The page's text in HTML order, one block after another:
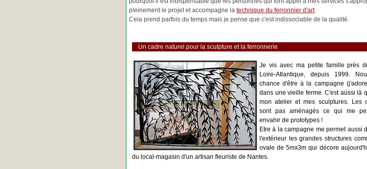
pleinement le projet et accompagne la technique du ferronnier d'art.
Cela prend parfois du temps mais je pense que c'est indissociable de la qualité.
Un cadre naturel pour la sculpture et la ferronnerie
Je vis avec ma petite famille près
Loire-Atlantique, depuis 1999.
chance d'être à la campagne
dans une vieille ferme. C'est aussi là
mon atelier et mes sculptures. Les
sont pas aménagés ce qui me
envahir de prototypes !
Etre à la campagne me permet aussi
l'extérieur les grandes structures
ovale de 5mx3m qui décore
du local-magasin d'un artisan fleuriste de Nantes.